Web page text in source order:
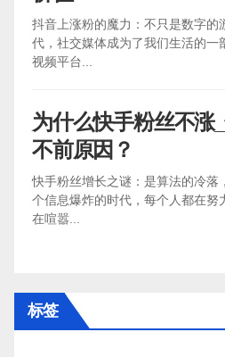
抖音上涨粉的魔力：不只是数字的
代，社交媒体成为了我们生活的一
视频平台...
为什么快手粉丝不涨
不前原因？
快手粉丝增长之谜：是算法的冷落
个信息爆炸的时代，每个人都在努
在喧嚣...
标签